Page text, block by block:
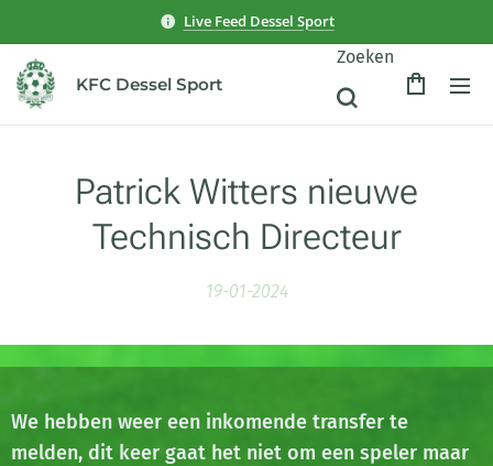
Live Feed Dessel Sport
KFC Dessel Sport
Zoeken
Patrick Witters nieuwe
Technisch Directeur
19-01-2024
We hebben weer een inkomende transfer te
melden, dit keer gaat het niet om een speler maar